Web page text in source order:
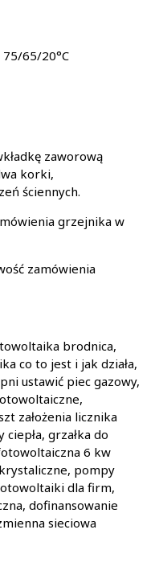
65/20°C
zaworową
korki,
ściennych.
grzejnika w
zamówienia
brodnica,
co to jest i jak działa,
ustawić piec gazowy,
założenia licznika
grzałka do
6 kw
pompy
dla firm,
dofinansowanie
sieciowa